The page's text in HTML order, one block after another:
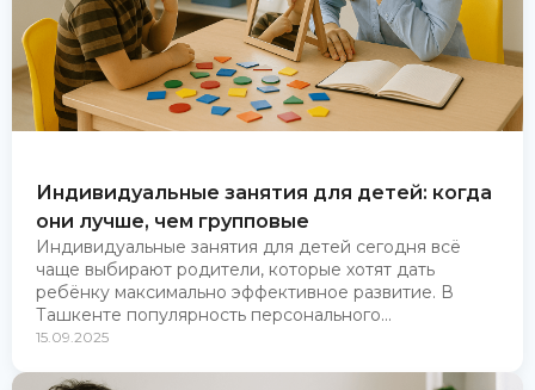
Индивидуальные занятия для детей: когда
они лучше, чем групповые
Индивидуальные занятия для детей сегодня всё
чаще выбирают родители, которые хотят дать
ребёнку максимально эффективное развитие. В
Ташкенте популярность персонального...
15.09.2025